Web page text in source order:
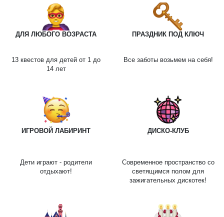
ДЛЯ ЛЮБОГО ВОЗРАСТА
13 квестов для детей от 1 до
14 лет
ПРАЗДНИК ПОД КЛЮЧ
Все заботы возьмем на себя!
ИГРОВОЙ ЛАБИРИНТ
Дети играют - родители
отдыхают!
ДИСКО-КЛУБ
Современное пространство со
светящимся полом для
зажигательных дискотек!